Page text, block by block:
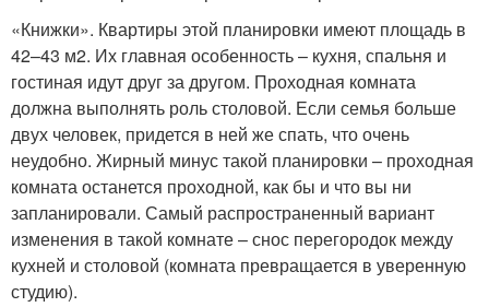
«Книжки». Квартиры этой планировки имеют площадь в
42–43 м2. Их главная особенность – кухня, спальня и
гостиная идут друг за другом. Проходная комната
должна выполнять роль столовой. Если семья больше
двух человек, придется в ней же спать, что очень
неудобно. Жирный минус такой планировки – проходная
комната останется проходной, как бы и что вы ни
запланировали. Самый распространенный вариант
изменения в такой комнате – снос перегородок между
кухней и столовой (комната превращается в уверенную
студию).